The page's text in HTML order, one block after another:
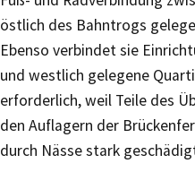
östlich des Bahntrogs
Ebenso verbindet sie
und westlich gelegene
erforderlich, weil Teile des
den Auflagern der
durch Nässe stark